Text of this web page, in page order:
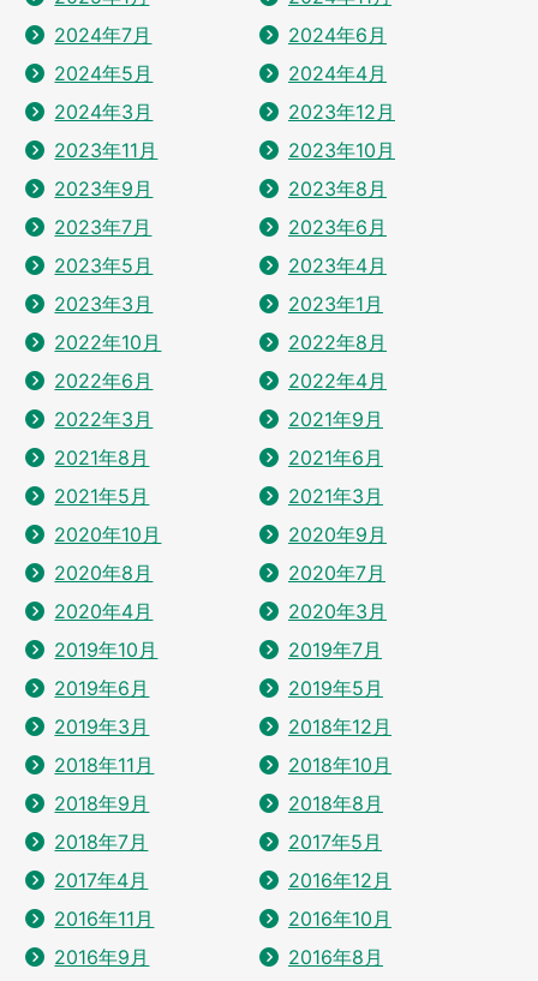
2024年7月
2024年6月
2024年5月
2024年4月
2024年3月
2023年12月
2023年11月
2023年10月
2023年9月
2023年8月
2023年7月
2023年6月
2023年5月
2023年4月
2023年3月
2023年1月
2022年10月
2022年8月
2022年6月
2022年4月
2022年3月
2021年9月
2021年8月
2021年6月
2021年5月
2021年3月
2020年10月
2020年9月
2020年8月
2020年7月
2020年4月
2020年3月
2019年10月
2019年7月
2019年6月
2019年5月
2019年3月
2018年12月
2018年11月
2018年10月
2018年9月
2018年8月
2018年7月
2017年5月
2017年4月
2016年12月
2016年11月
2016年10月
2016年9月
2016年8月